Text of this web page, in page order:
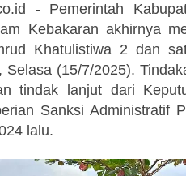
- Pemerintah
Kebakaran akhirnya
Khatulistiwa 2 dan
(15/7/2025).
tindak lanjut dari
Sanksi Administratif
lalu.